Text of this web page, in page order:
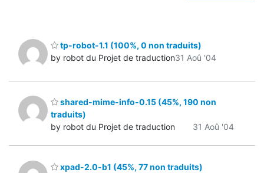
tp-robot-1.1 (100%, 0 non traduits)
by robot du Projet de traduction31 Aoû '04
shared-mime-info-0.15 (45%, 190 non
traduits)
by robot du Projet de traduction
31 Aoû '04
xpad-2.0-b1 (45%, 77 non traduits)